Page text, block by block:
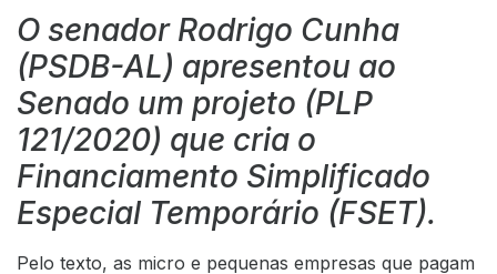
O senador Rodrigo Cunha
(PSDB-AL) apresentou ao
Senado um projeto (PLP
121/2020) que cria o
Financiamento Simplificado
Especial Temporário (FSET).
Pelo texto, as micro e pequenas empresas que pagam